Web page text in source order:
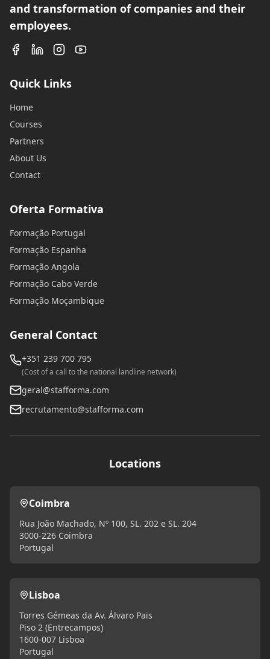
and transformation of companies and their
employees.
Quick Links
Home
Courses
Partners
About Us
Contact
Oferta Formativa
Formação Portugal
Formação Espanha
Formação Angola
Formação Cabo Verde
Formação Moçambique
General Contact
+351 239 700 795
(Cost of a call to the national landline network)
geral@stafforma.com
recrutamento@stafforma.com
Locations
Coimbra
Rua João Machado, Nº 100, SL. 202 e SL. 204
3000-226 Coimbra
Portugal
Lisboa
Torres Gémeas da Av. Álvaro Pais
Piso 2 (Entrecampos)
1600-007 Lisboa
Portugal